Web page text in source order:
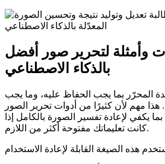
وأمثلة لتحرير صور أفضل
بالذكاء الاصطناعي
المحرّر بما يجب الحفاظ عليه، وما يجب
هذا مهم لأن كثيرًا من أدوات تحرير الصور
يكفي لإعادة تفسير الصورة بالكامل إذا
كانت تعليماتك مفتوحة أكثر من اللازم.